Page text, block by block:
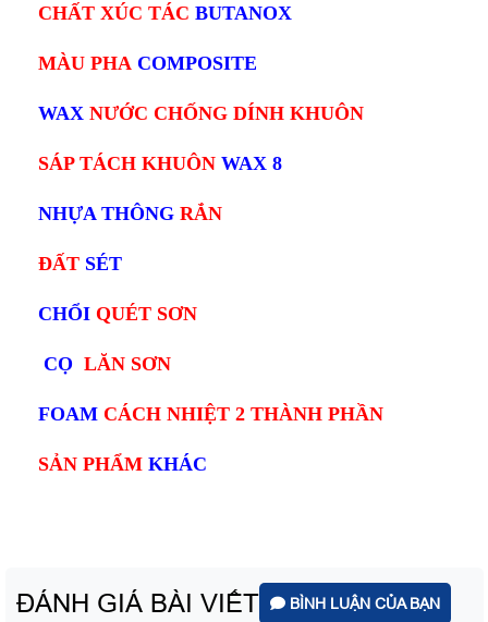
CHẤT XÚC TÁC BUTANOX
MÀU PHA COMPOSITE
WAX NƯỚC CHỐNG DÍNH KHUÔN
SÁP TÁCH KHUÔN WAX 8
NHỰA THÔNG RẮN
ĐẤT SÉT
CHỔI QUÉT SƠN
CỌ LĂN SƠN
FOAM CÁCH NHIỆT 2 THÀNH PHẦN
SẢN PHẨM KHÁC
ĐÁNH GIÁ BÀI VIẾT BÌNH LUẬN CỦA BẠN